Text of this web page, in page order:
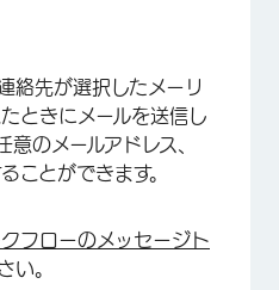
絡先が選択したメーリ
ときにメールを送信し
意のメールアドレス、
ことができます。
フローのメッセージト
い。